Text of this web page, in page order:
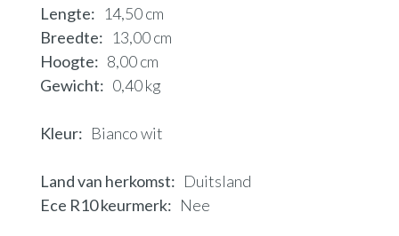
Lengte
14,50 cm
Breedte
13,00 cm
Hoogte
8,00 cm
Gewicht
0,40 kg
Kleur Bianco wit
Land van herkomst
Duitsland
Ece R10 keurmerk
Nee